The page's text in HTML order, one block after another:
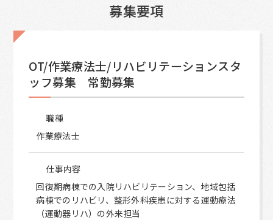
募集要項
OT/作業療法士/リハビリテーションスタ
ッフ募集 常勤募集
職種
作業療法士
仕事内容
回復期病棟での入院リハビリテーション、地域包括
病棟でのリハビリ、整形外科疾患に対する運動療法
（運動器リハ）の外来担当